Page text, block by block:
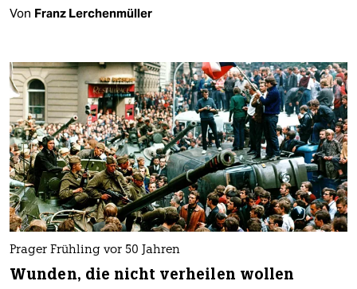
Von Franz Lerchenmüller
Prager Frühling vor 50 Jahren
Wunden, die nicht verheilen wollen